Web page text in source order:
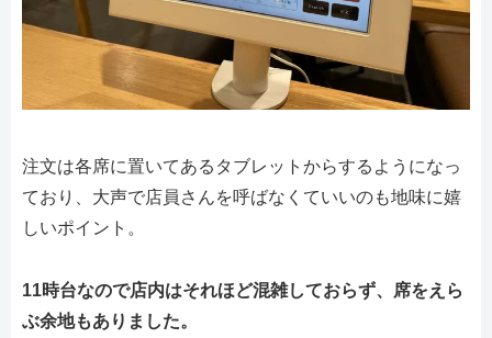
注文は各席に置いてあるタブレットからするようになっ
ており、大声で店員さんを呼ばなくていいのも地味に嬉
しいポイント。
11時台なので店内はそれほど混雑しておらず、席をえら
ぶ余地もありました。